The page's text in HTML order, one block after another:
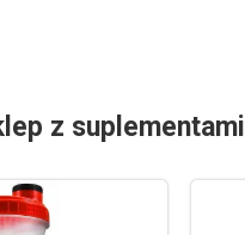
z suplementami